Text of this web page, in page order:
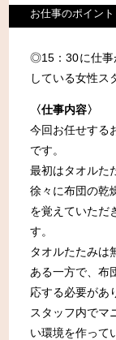
出産・子育て
移住サポー
移住について
移住に向けて
移住者インタ
移住Q＆A
移住サポート
移住相談窓口
お試し住宅に
お試し就労体
ならは体験プ
お仕事のポイン
◎15：30に仕事
している女性ス
〈仕事内容〉
今回お任せする
です。
最初はタオルた
徐々に布団の乾
を覚えていただ
す。
タオルたたみは
ある一方で、布
応する必要があ
スタッフ内でマ
い環境を作って